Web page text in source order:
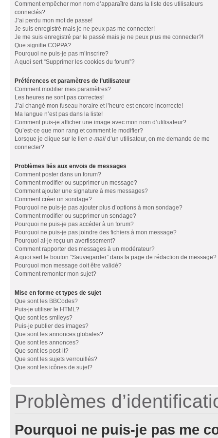
Comment empêcher mon nom d’apparaître dans la liste des utilisateurs
connectés?
J’ai perdu mon mot de passe!
Je suis enregistré mais je ne peux pas me connecter!
Je me suis enregistré par le passé mais je ne peux plus me connecter?!
Que signifie COPPA?
Pourquoi ne puis-je pas m’inscrire?
A quoi sert “Supprimer les cookies du forum”?
Préférences et paramètres de l’utilisateur
Comment modifier mes paramètres?
Les heures ne sont pas correctes!
J’ai changé mon fuseau horaire et l’heure est encore incorrecte!
Ma langue n’est pas dans la liste!
Comment puis-je afficher une image avec mon nom d’utilisateur?
Qu’est-ce que mon rang et comment le modifier?
Lorsque je clique sur le lien e-mail d’un utilisateur, on me demande de me
connecter?
Problèmes liés aux envois de messages
Comment poster dans un forum?
Comment modifier ou supprimer un message?
Comment ajouter une signature à mes messages?
Comment créer un sondage?
Pourquoi ne puis-je pas ajouter plus d’options à mon sondage?
Comment modifier ou supprimer un sondage?
Pourquoi ne puis-je pas accéder à un forum?
Pourquoi ne puis-je pas joindre des fichiers à mon message?
Pourquoi ai-je reçu un avertissement?
Comment rapporter des messages à un modérateur?
A quoi sert le bouton “Sauvegarder” dans la page de rédaction de message?
Pourquoi mon message doit être validé?
Comment remonter mon sujet?
Mise en forme et types de sujet
Que sont les BBCodes?
Puis-je utiliser le HTML?
Que sont les smileys?
Puis-je publier des images?
Que sont les annonces globales?
Que sont les annonces?
Que sont les post-it?
Que sont les sujets verrouillés?
Que sont les icônes de sujet?
Problèmes
Pourquoi ne puis-je pas me